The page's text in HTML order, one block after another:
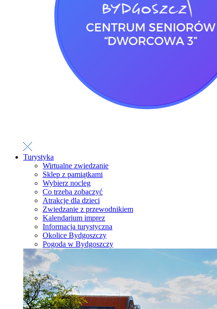
Turystyka
Wirtualne zwiedzanie
Sklep z pamiątkami
Wybierz nocleg
Co trzeba zobaczyć
Atrakcje dla dzieci
Zwiedzanie z przewodnikiem
Kalendarium imprez
Informacja turystyczna
Okolice Bydgoszczy
Pogoda w Bydgoszczy